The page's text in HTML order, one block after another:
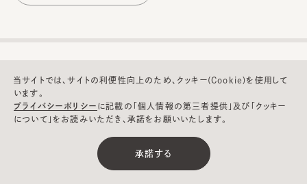
©CA4LA INC. All Rights Reserved.
当サイトでは、サイトの利便性向上のため、クッキー(Cookie)を使用して
います。
プライバシーポリシー に記載の「個人情報の第三者提供」及び「クッキー
について」をお読みいただき、承諾をお願いいたします。
承諾する